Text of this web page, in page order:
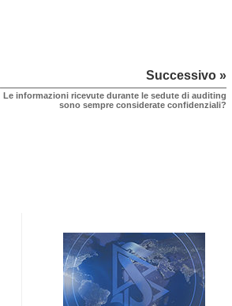
Successivo »
Le informazioni ricevute durante le sedute di auditing
sono sempre considerate confidenziali?